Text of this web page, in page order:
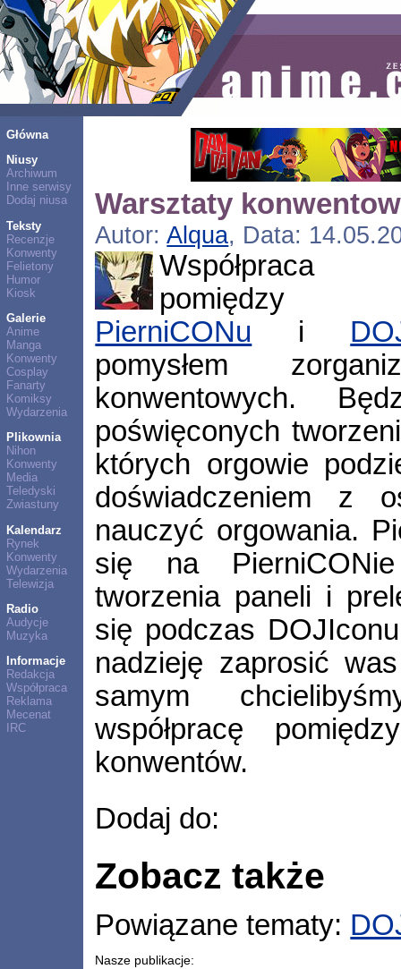
Główna
Niusy
Archiwum
Inne serwisy
Dodaj niusa
Teksty
Recenzje
Konwenty
Felietony
Humor
Kiosk
Galerie
Anime
Manga
Konwenty
Cosplay
Fanarty
Komiksy
Wydarzenia
Plikownia
Nihon
Konwenty
Media
Teledyski
Zwiastuny
Kalendarz
Rynek
Konwenty
Wydarzenia
Telewizja
Radio
Audycje
Muzyka
Informacje
Redakcja
Współpraca
Reklama
Mecenat
IRC
Warsztaty
Autor:Alqua, Data:
Współpraca
pomiędzy
PierniCONu i
pomysłem
konwentowych.
poświęconych
których orgowie
doświadczeniem z
nauczyć orgowania.
się na
tworzenia paneli i
się podczas
nadzieję zaprosić
samym
współpracę
konwentów.
Dodaj do:
Zobacz także
Powiązane tematy:
Nasze publikacje: